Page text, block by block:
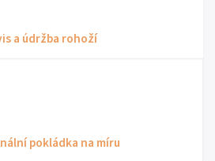
a údržba rohoží
pokládka na míru